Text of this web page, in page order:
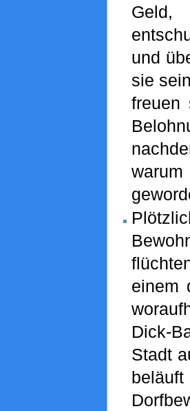
und
sie
freuen
einem
Dick-
Stadt